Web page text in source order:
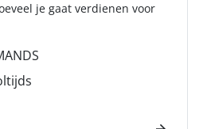
je gaat verdienen voor